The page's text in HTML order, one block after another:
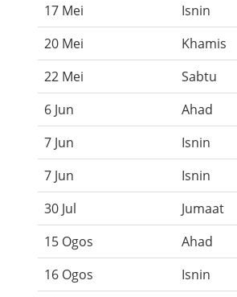
17 Mei
Isnin
20 Mei
Khamis
22 Mei
Sabtu
6 Jun
Ahad
7 Jun
Isnin
7 Jun
Isnin
30 Jul
Jumaat
15 Ogos
Ahad
16 Ogos
Isnin